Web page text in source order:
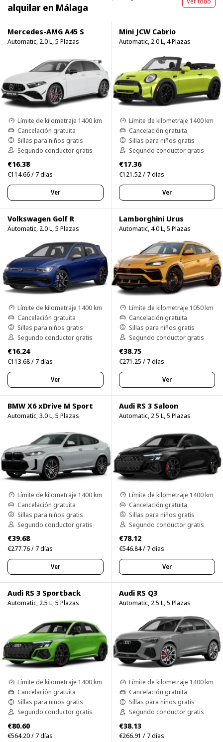
alquilar en Málaga
Mercedes-AMG A45 S
Automatic, 2.0 L, 5 Plazas
Límite de kilometraje 1400 km
Cancelación gratuita
Sillas para niños gratis
Segundo conductor gratis
€16.38
€114.66 / 7 días
Ver
Mini JCW Cabrio
Automatic, 2.0 L, 4 Plazas
Límite de kilometraje 1400 km
Cancelación gratuita
Sillas para niños gratis
Segundo conductor gratis
€17.36
€121.52 / 7 días
Ver
Volkswagen Golf R
Automatic, 2.0 L, 5 Plazas
Límite de kilometraje 1400 km
Cancelación gratuita
Sillas para niños gratis
Segundo conductor gratis
€16.24
€113.68 / 7 días
Ver
Lamborghini Urus
Automatic, 4.0 L, 5 Plazas
Límite de kilometraje 1050 km
Cancelación gratuita
Sillas para niños gratis
Segundo conductor gratis
€38.75
€271.25 / 7 días
Ver
BMW X6 xDrive M Sport
Automatic, 3.0 L, 5 Plazas
Límite de kilometraje 1400 km
Cancelación gratuita
Sillas para niños gratis
Segundo conductor gratis
€39.68
€277.76 / 7 días
Ver
Audi RS 3 Saloon
Automatic, 2.5 L, 5 Plazas
Límite de kilometraje 1400 km
Cancelación gratuita
Sillas para niños gratis
Segundo conductor gratis
€78.12
€546.84 / 7 días
Ver
Audi RS 3 Sportback
Automatic, 2.5 L, 5 Plazas
Límite de kilometraje 1400 km
Cancelación gratuita
Sillas para niños gratis
Segundo conductor gratis
€80.60
€564.20 / 7 días
Audi RS Q3
Automatic, 2.5 L, 5 Plazas
Límite de kilometraje 1400 km
Cancelación gratuita
Sillas para niños gratis
Segundo conductor gratis
€38.13
€266.91 / 7 días